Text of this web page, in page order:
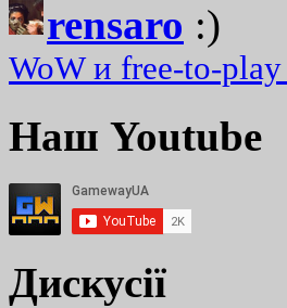
rensaro :)
WoW и free-to-
Наш Youtube
Дискусії